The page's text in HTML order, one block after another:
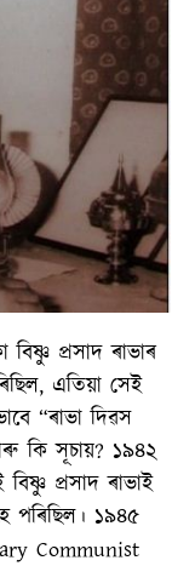
প্ৰসাদ ৰাভাৰ
এতিয়া সেই
“ৰাভা দিৱস
কি সূচায়? ১৯৪২
প্ৰসাদ ৰাভাই
পৰিছিল। ১৯৪৫
Communist